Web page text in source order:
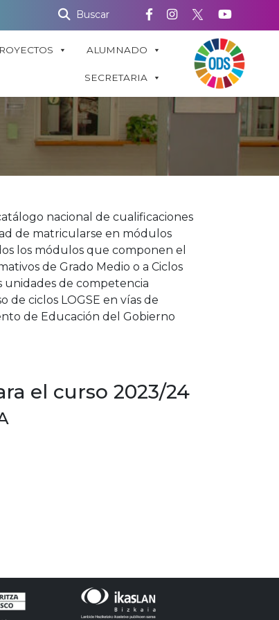
Buscar
ALUMNADO
SECRETARIA
nacional de cualificaciones
de matricularse en módulos
los módulos que componen el
de Grado Medio o a Ciclos
unidades de competencia
ciclos LOGSE en vías de
de Educación del Gobierno
el curso 2023/24